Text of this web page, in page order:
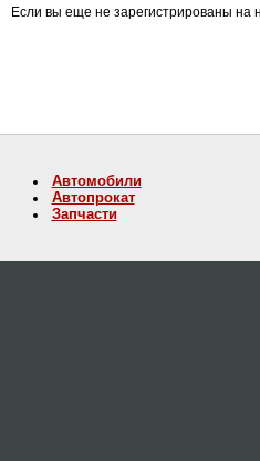
Если вы еще не зарегистрированы на
Автомобили
Автопрокат
Запчасти